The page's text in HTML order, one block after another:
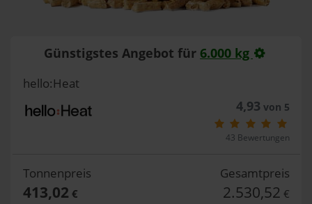
Günstigstes Angebot für 6.000 kg
hello:Heat
4,93 von 5
43 Bewertungen
Tonnenpreis
413,02 €
Gesamtpreis
2.530,52 €